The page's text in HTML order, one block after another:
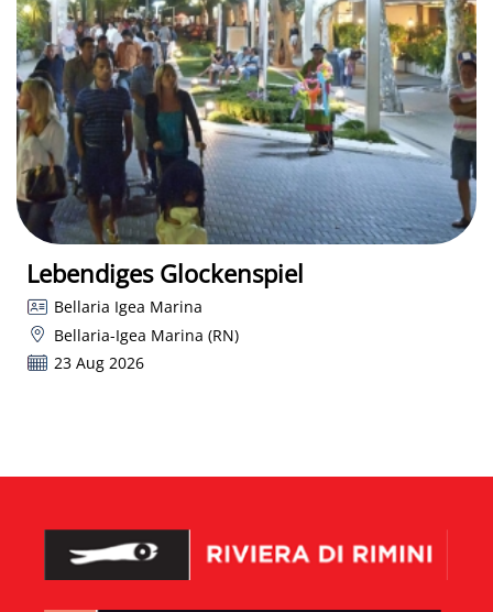
Lebendiges Glockenspiel
Bellaria Igea Marina
Bellaria-Igea Marina (RN)
23 Aug 2026